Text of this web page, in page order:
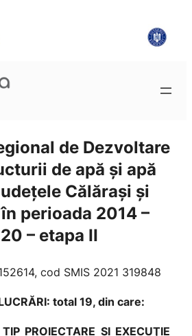
de Dezvoltare
de apă şi apă
Călărași și
perioada 2014 –
– etapa II
cod SMIS 2021 319848
total 19, din care:
PROIECTARE ȘI EXECUŢIE